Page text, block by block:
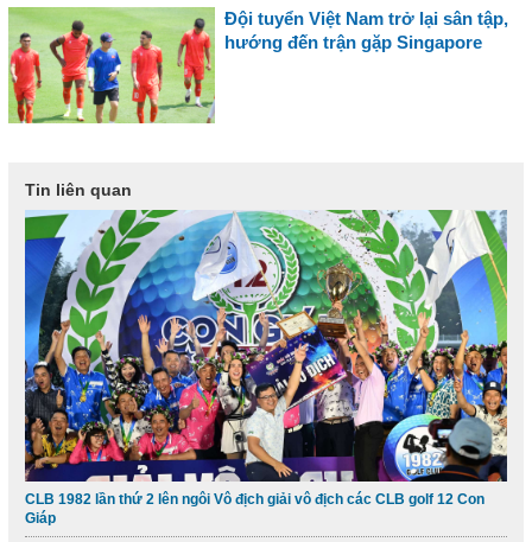
Đội tuyển Việt Nam trở lại sân tập,
hướng đến trận gặp Singapore
Tin liên quan
CLB 1982 lần thứ 2 lên ngôi Vô địch giải vô địch các CLB golf 12 Con
Giáp